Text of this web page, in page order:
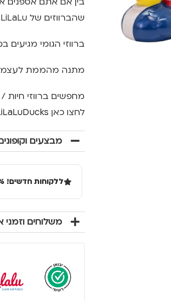
שהברווזים של LiLaLu, שכבר כבשו את העולם, יכבשו גם את הלב שלכם.
ברווזי הגומי
מתנה מהממת לעצמך
מחפשים ברווזי חיות
לחצו כאן
מבצעים
ללקוחות חדשים! 10% הנחה בקנייה ראשונה מעל 100 שקל באתר.
משלוחים